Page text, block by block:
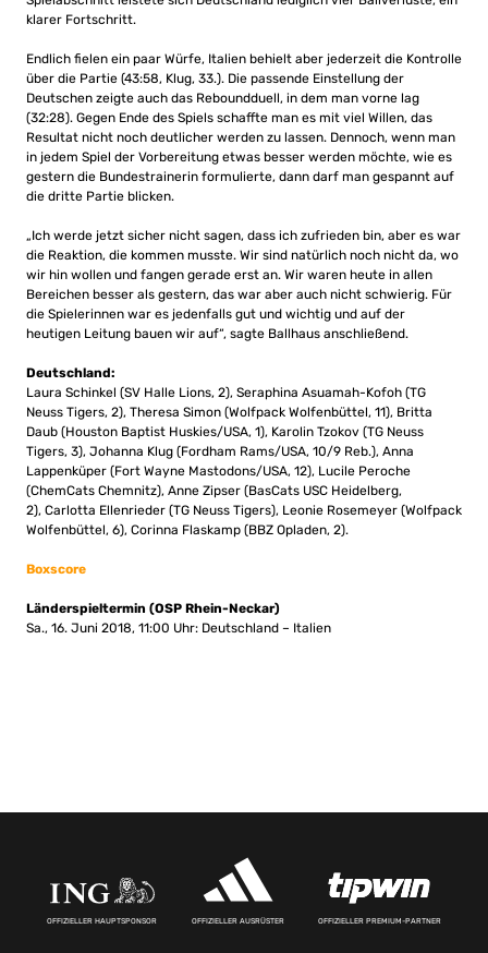
klarer Fortschritt.
Endlich fielen ein paar Würfe, Italien behielt aber jederzeit die Kontrolle
über die Partie (43:58, Klug, 33.). Die passende Einstellung der
Deutschen zeigte auch das Reboundduell, in dem man vorne lag
(32:28). Gegen Ende des Spiels schaffte man es mit viel Willen, das
Resultat nicht noch deutlicher werden zu lassen. Dennoch, wenn man
in jedem Spiel der Vorbereitung etwas besser werden möchte, wie es
gestern die Bundestrainerin formulierte, dann darf man gespannt auf
die dritte Partie blicken.
„Ich werde jetzt sicher nicht sagen, dass ich zufrieden bin, aber es war
die Reaktion, die kommen musste. Wir sind natürlich noch nicht da, wo
wir hin wollen und fangen gerade erst an. Wir waren heute in allen
Bereichen besser als gestern, das war aber auch nicht schwierig. Für
die Spielerinnen war es jedenfalls gut und wichtig und auf der
heutigen Leitung bauen wir auf“, sagte Ballhaus anschließend.
Deutschland:
Laura Schinkel (SV Halle Lions, 2), Seraphina Asuamah-Kofoh (TG
Neuss Tigers, 2), Theresa Simon (Wolfpack Wolfenbüttel, 11), Britta
Daub (Houston Baptist Huskies/USA, 1), Karolin Tzokov (TG Neuss
Tigers, 3), Johanna Klug (Fordham Rams/USA, 10/9 Reb.), Anna
Lappenküper (Fort Wayne Mastodons/USA, 12), Lucile Peroche
(ChemCats Chemnitz), Anne Zipser (BasCats USC Heidelberg,
2), Carlotta Ellenrieder (TG Neuss Tigers), Leonie Rosemeyer (Wolfpack
Wolfenbüttel, 6), Corinna Flaskamp (BBZ Opladen, 2).
Boxscore
Länderspieltermin (OSP Rhein-Neckar)
Sa., 16. Juni 2018, 11:00 Uhr: Deutschland – Italien
OFFIZIELLER HAUPTSPONSOR OFFIZIELLER AUSRÜSTER OFFIZIELLER PREMIUM-PARTNER